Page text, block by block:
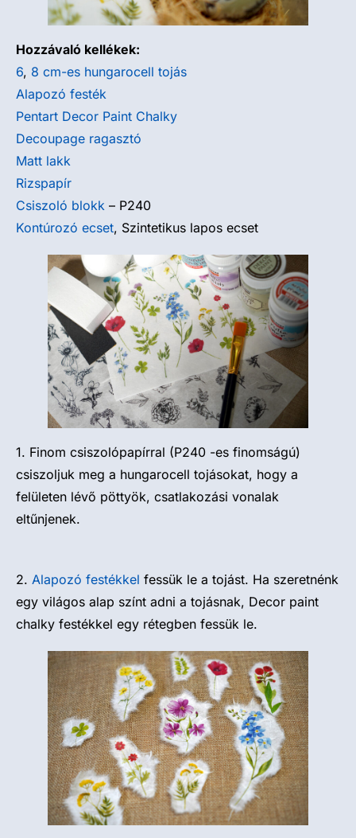
Hozzávaló kellékek:
6, 8 cm-es hungarocell tojás
Alapozó festék
Pentart Decor Paint Chalky
Decoupage ragasztó
Matt lakk
Rizspapír
Csiszoló blokk – P240
Kontúrozó ecset, Szintetikus lapos ecset
1. Finom csiszolópapírral (P240 -es finomságú)
csiszoljuk meg a hungarocell tojásokat, hogy a
felületen lévő pöttyök, csatlakozási vonalak
eltűnjenek.
2. Alapozó festékkel fessük le a tojást. Ha szeretnénk
egy világos alap színt adni a tojásnak, Decor paint
chalky festékkel egy rétegben fessük le.